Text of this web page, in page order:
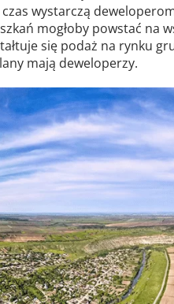
czas wystarczą
mogłoby powstać na
się podaż na rynku
mają deweloperzy.